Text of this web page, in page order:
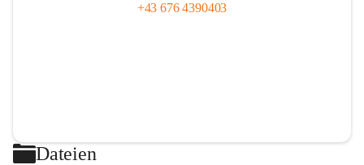
+43 676 4390403
Dateien